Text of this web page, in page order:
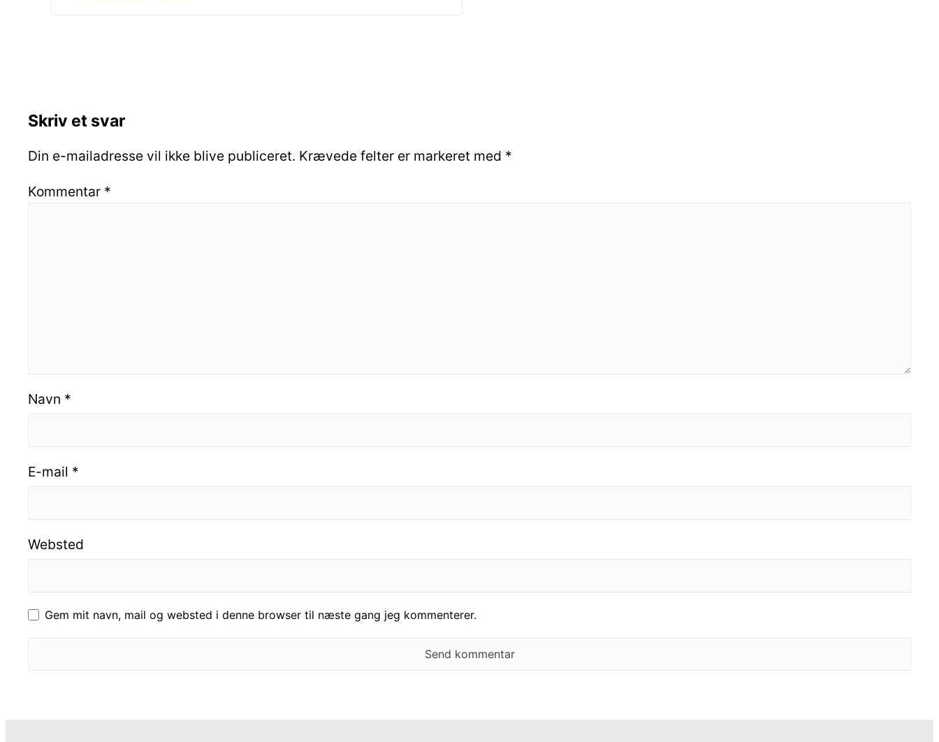
Skriv et svar
Din e-mailadresse vil ikke blive publiceret. Krævede felter er markeret med *
Kommentar *
Navn *
E-mail *
Websted
Gem mit navn, mail og websted i denne browser til næste gang jeg kommenterer.